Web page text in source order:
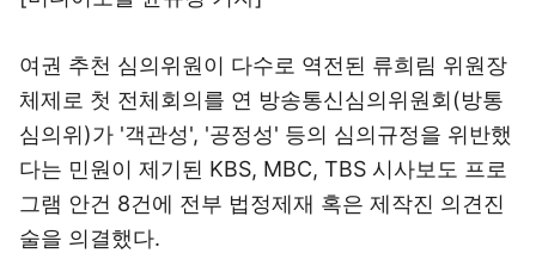
여권 추천 심의위원이 다수로 역전된 류희림 위원장
체제로 첫 전체회의를 연 방송통신심의위원회(방통
심의위)가 '객관성', '공정성' 등의 심의규정을 위반했
다는 민원이 제기된 KBS, MBC, TBS 시사보도 프로
그램 안건 8건에 전부 법정제재 혹은 제작진 의견진
술을 의결했다.